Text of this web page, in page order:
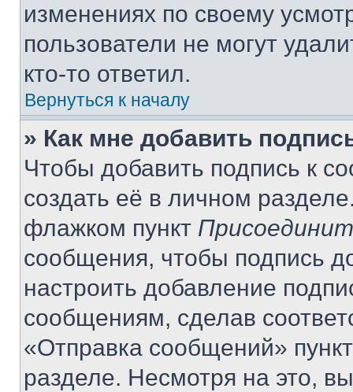
изменениях по своему
пользователи не могут
кто-то ответил.
Вернуться к началу
» Как мне добавить
Чтобы добавить подпись к
создать её в личном
флажком пункт
сообщения, чтобы подпись
настроить добавление
сообщениям, сделав
«Отправка сообщений»
разделе. Несмотря на это,